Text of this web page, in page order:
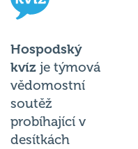
Hospodský
kvíz je týmová
vědomostní
soutěž
probíhající v
desítkách